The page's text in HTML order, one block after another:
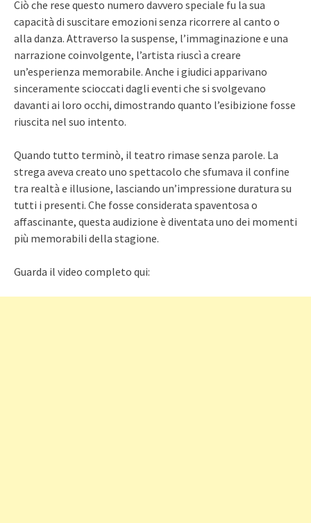
Ciò che rese questo numero davvero speciale fu la sua
capacità di suscitare emozioni senza ricorrere al canto o
alla danza. Attraverso la suspense, l’immaginazione e una
narrazione coinvolgente, l’artista riuscì a creare
un’esperienza memorabile. Anche i giudici apparivano
sinceramente scioccati dagli eventi che si svolgevano
davanti ai loro occhi, dimostrando quanto l’esibizione fosse
riuscita nel suo intento.
Quando tutto terminò, il teatro rimase senza parole. La
strega aveva creato uno spettacolo che sfumava il confine
tra realtà e illusione, lasciando un’impressione duratura su
tutti i presenti. Che fosse considerata spaventosa o
affascinante, questa audizione è diventata uno dei momenti
più memorabili della stagione.
Guarda il video completo qui: